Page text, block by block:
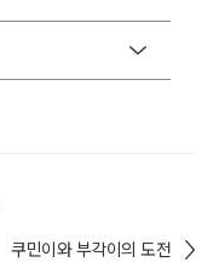
쿠민이와 부각이의 도전